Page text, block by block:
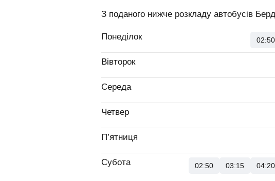
З поданого нижче розкладу автобусів
Понеділок 02:50
Вівторок
Середа
Четвер
П’ятниця
Субота 02:50 03:15 04:20